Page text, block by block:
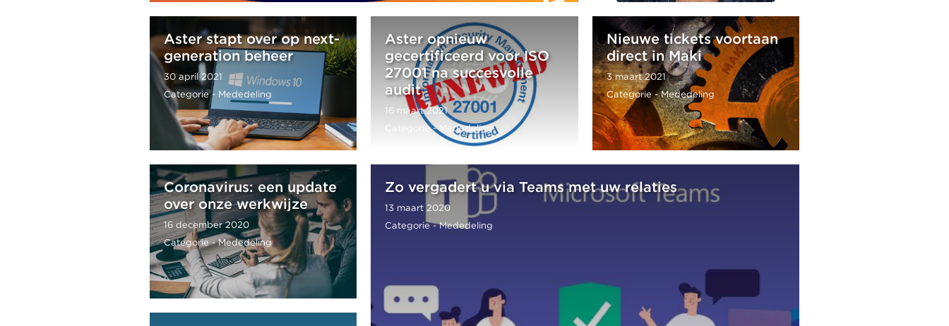
Aster stapt over op next-
generation beheer
30 april 2021
Categorie - Mededeling
Aster opnieuw
gecertificeerd voor ISO
27001 na succesvolle
audit
16 maart 2021
Categorie - Mededeling
Nieuwe tickets voortaan
direct in Maki
3 maart 2021
Categorie - Mededeling
Coronavirus: een update
over onze werkwijze
16 december 2020
Categorie - Mededeling
Zo vergadert u via Teams met uw relaties
13 maart 2020
Categorie - Mededeling